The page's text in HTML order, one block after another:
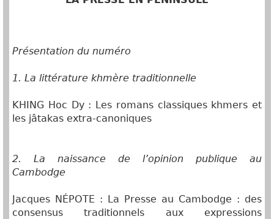
Présentation du numéro
1. La littérature khmère traditionnelle
KHING Hoc Dy : Les romans classiques khmers et
les jâtakas extra-canoniques
2. La naissance de l’opinion publique au
Cambodge
Jacques NÉPOTE : La Presse au Cambodge : des
consensus traditionnels aux expressions